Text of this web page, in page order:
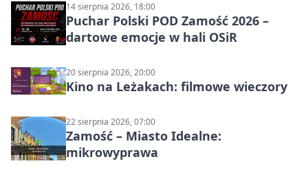
14 sierpnia 2026, 18:00
Puchar Polski POD Zamość 2026 –
dartowe emocje w hali OSiR
20 sierpnia 2026, 20:00
Kino na Leżakach: filmowe wieczory
22 sierpnia 2026, 07:00
Zamość – Miasto Idealne:
mikrowyprawa